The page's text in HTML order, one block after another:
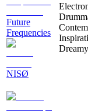
Future
Frequencies
NISØ
Dreamy